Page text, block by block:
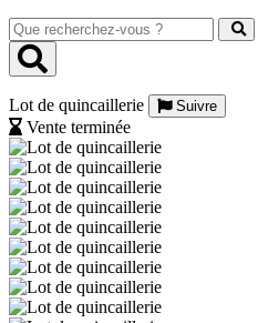
Que
recherchez-
vous
Lot de quincaillerie
Suivre
Vente terminée